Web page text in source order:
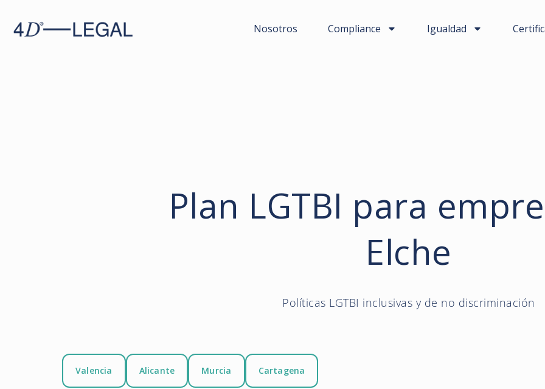
Nosotros Compliance Igualdad
Plan LGTBI para
Elche
Políticas LGTBI inclusivas y de no discriminación
Valencia Alicante Murcia Cartagena